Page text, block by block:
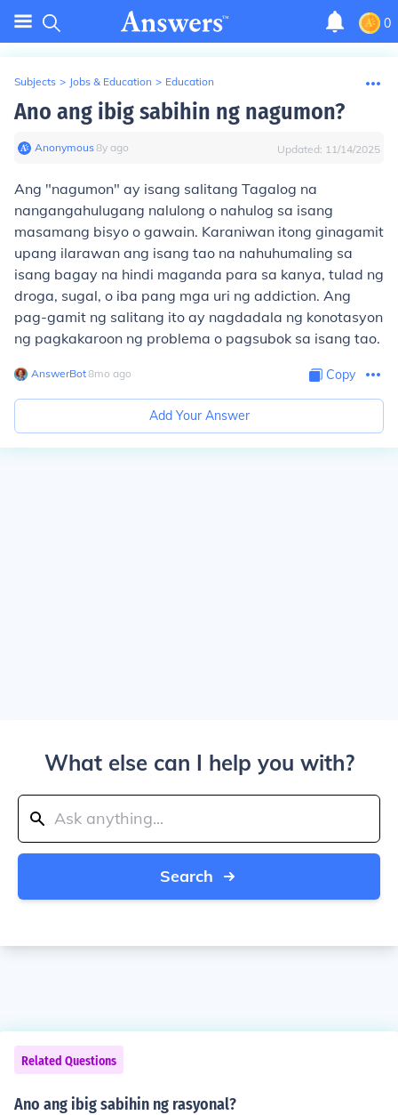
0
Subjects > Jobs & Education > Education
Ano ang ibig sabihin ng nagumon?
Anonymous∙8y ago Updated: 11/14/2025
Ang "nagumon" ay isang salitang Tagalog na
nangangahulugang nalulong o nahulog sa isang
masamang bisyo o gawain. Karaniwan itong ginagamit
upang ilarawan ang isang tao na nahuhumaling sa
isang bagay na hindi maganda para sa kanya, tulad ng
droga, sugal, o iba pang mga uri ng addiction. Ang
pag-gamit ng salitang ito ay nagdadala ng konotasyon
ng pagkakaroon ng problema o pagsubok sa isang tao.
AnswerBot∙8mo ago Copy
Add Your Answer
What else can I help you with?
Search
Related Questions
Ano ang ibig sabihin ng rasyonal?